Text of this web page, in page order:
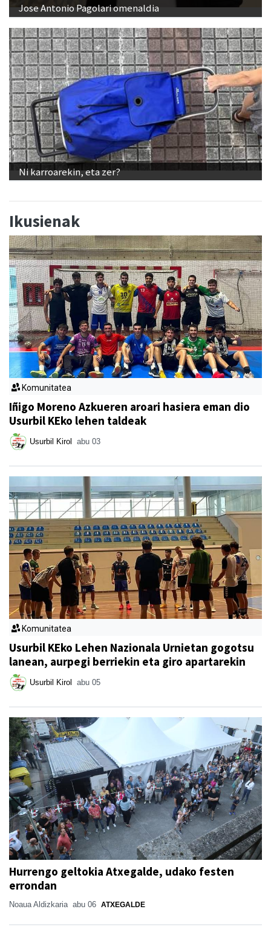
Jose Antonio Pagolari omenaldia
Ni karroarekin, eta zer?
Ikusienak
Komunitatea
Iñigo Moreno Azkueren aroari hasiera eman dio
Usurbil KEko lehen taldeak
Usurbil Kirol abu 03
Komunitatea
Usurbil KEko Lehen Nazionala Urnietan gogotsu
lanean, aurpegi berriekin eta giro apartarekin
Usurbil Kirol abu 05
Hurrengo geltokia Atxegalde, udako festen
errondan
Noaua Aldizkaria abu 06 ATXEGALDE